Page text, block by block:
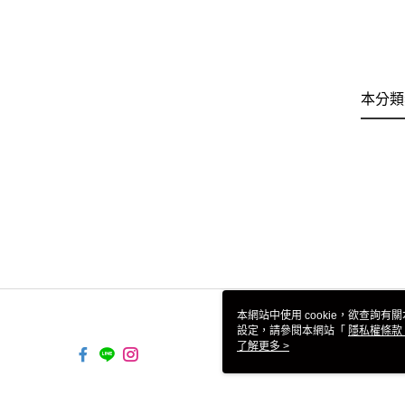
本分
本網站中使用 cookie，欲查詢有
設定，請參閱本網站「 隱私權條款
使用 cookie。
了解更多 >